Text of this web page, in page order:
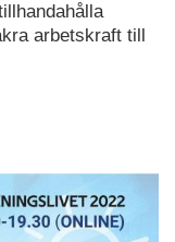
arbetskraft till